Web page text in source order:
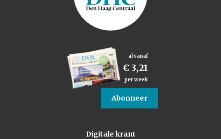
al vanaf
€ 3,21
per week
Abonneer
Digitale krant